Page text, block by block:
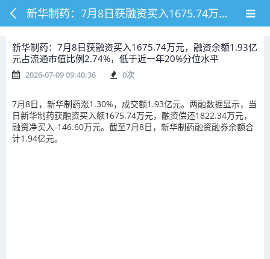
新华制药：7月8日获融资买入1675.74万元，融资余额1.93亿元占流通市值比例2.74%，低于近一年20%分位水平
新华制药：7月8日获融资买入1675.74万元，融资余额1.93亿
元占流通市值比例2.74%，低于近一年20%分位水平
2026-07-09 09:40:36 0次
7月8日，新华制药涨1.30%，成交额1.93亿元。两融数据显示，当
日新华制药获融资买入额1675.74万元，融资偿还1822.34万元，
融资净买入-146.60万元。截至7月8日，新华制药融资融券余额合
计1.94亿元。